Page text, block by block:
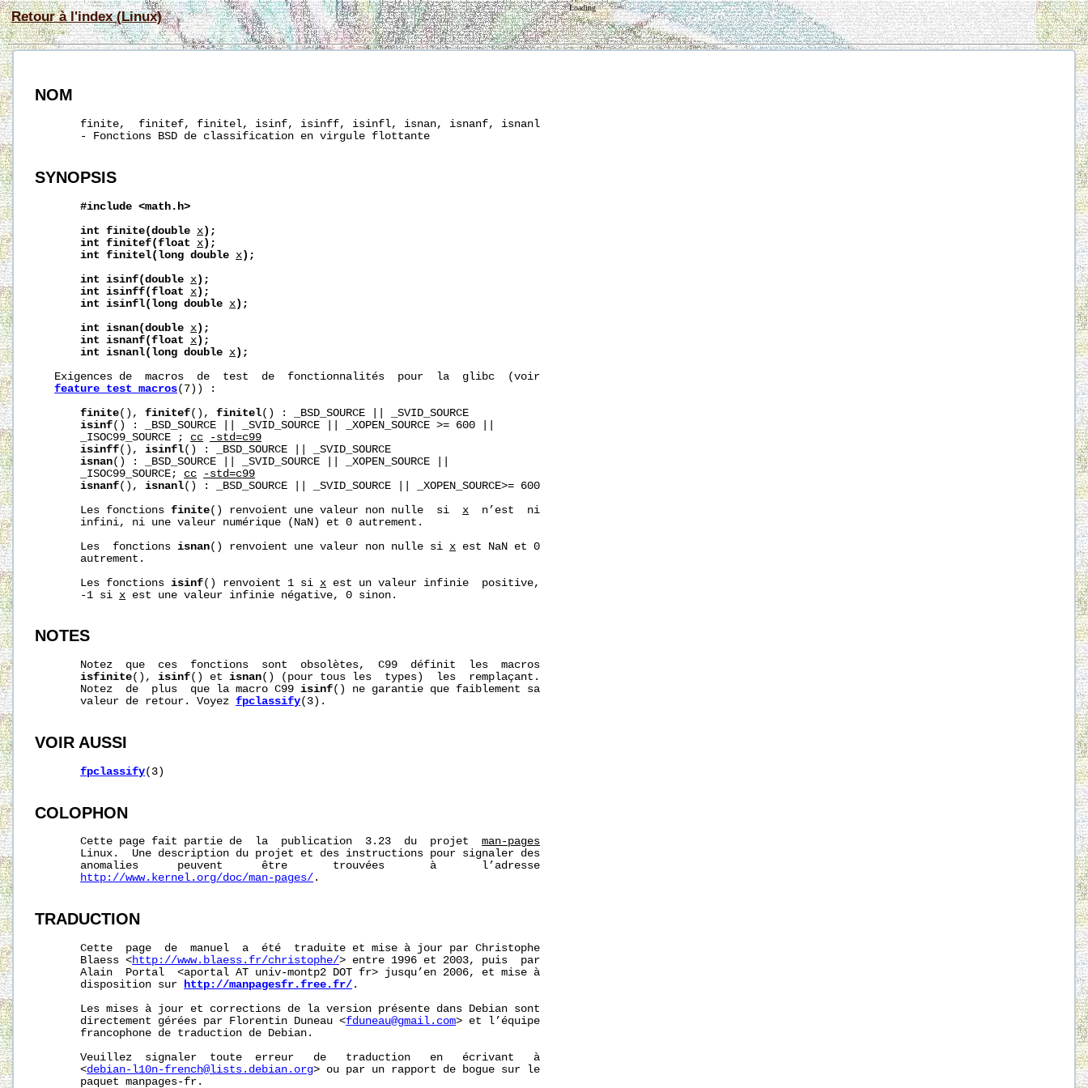
Retour à l'index (Linux)
Loading
NOM
       finite,  finitef, finitel, isinf, isinff, isinfl, isnan, isnanf, isnanl
       - Fonctions BSD de classification en virgule flottante
SYNOPSIS
#include <math.h>
int
finite(double x);
int
finitef(float x);
int
finitel(long double x);
int
isinf(double x);
int
isinff(float x);
int
isinfl(long double x);
int
isnan(double x);
int
isnanf(float x);
int
isnanl(long double x);
   Exigences de  macros  de  test  de  fonctionnalités  pour  la  glibc  (voir
feature_test_macros(7)) :
finite(), finitef(), finitel() : _BSD_SOURCE || _SVID_SOURCE
isinf() : _BSD_SOURCE || _SVID_SOURCE || _XOPEN_SOURCE >= 600 ||
       _ISOC99_SOURCE ;
cc
-std=c99
isinff(), isinfl() : _BSD_SOURCE || _SVID_SOURCE
isnan() : _BSD_SOURCE || _SVID_SOURCE || _XOPEN_SOURCE ||
       _ISOC99_SOURCE;
cc
-std=c99
isnanf(), isnanl() : _BSD_SOURCE || _SVID_SOURCE || _XOPEN_SOURCE>= 600
       Les fonctions
finite() renvoient une valeur non nulle  si x
  n’est  ni
       infini, ni une valeur numérique (NaN) et 0 autrement.
       Les  fonctions
isnan() renvoient une valeur non nulle si x est NaN et 0
       autrement.
       Les fonctions
isinf() renvoient 1 si x est un valeur infinie  positive,
       -1 si
x est une valeur infinie négative, 0 sinon.
NOTES
       Notez  que  ces  fonctions  sont  obsolètes,  C99  définit  les  macros
isfinite(), isinf() et isnan() (pour tous les  types)  les  remplaçant.
       Notez  de  plus  que la macro C99
isinf() ne garantie que faiblement sa
       valeur de retour. Voyez
fpclassify(3).
VOIR AUSSI
fpclassify(3)
COLOPHON
       Cette page fait partie de  la  publication  3.23  du  projet
man-pages
       Linux.  Une description du projet et des instructions pour signaler des
       anomalies      peuvent      être       trouvées       à       l’adresse
http://www.kernel.org/doc/man-pages/ .
TRADUCTION
       Cette  page  de  manuel  a  été  traduite et mise à jour par Christophe
       Blaess <
http://www.blaess.fr/christophe/> entre 1996 et 2003, puis  par
       Alain  Portal  <aportal AT univ-montp2 DOT fr> jusqu’en 2006, et mise à
       disposition sur
http://manpagesfr.free.fr/ .
       Les mises à jour et corrections de la version présente dans Debian sont
       directement gérées par Florentin Duneau <
fduneau@gmail.com> et l’équipe
       francophone de traduction de Debian.
       Veuillez  signaler  toute  erreur   de   traduction   en   écrivant   à
       <
debian-l10n-french@lists.debian.org> ou par un rapport de bogue sur le
       paquet manpages-fr.